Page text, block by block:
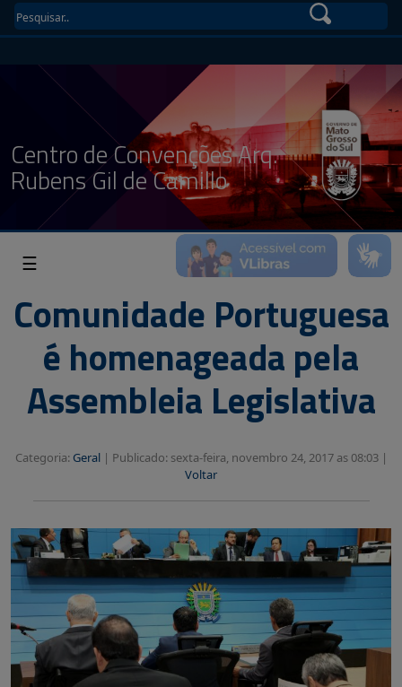
Centro de Convenções Arq.
Rubens Gil de Camillo
☰
Comunidade Portuguesa
é homenageada pela
Assembleia Legislativa
Categoria: Geral| Publicado: sexta-feira, novembro 24, 2017 as 08:03 |
Voltar